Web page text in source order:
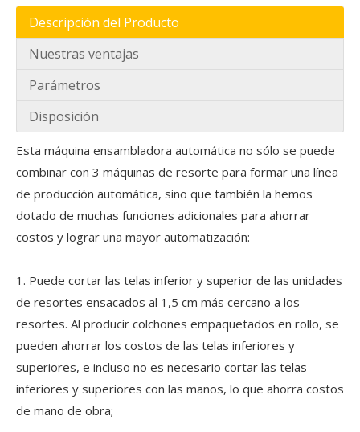
Optimice la producción de colchones con máquinas
Descripción del Producto
Nuestras ventajas
Parámetros
Disposición
Esta máquina ensambladora automática no sólo se puede
combinar con 3 máquinas de resorte para formar una línea
de producción automática, sino que también la hemos
dotado de muchas funciones adicionales para ahorrar
costos y lograr una mayor automatización:
1. Puede cortar las telas inferior y superior de las unidades
de resortes ensacados al 1,5 cm más cercano a los
resortes. Al producir colchones empaquetados en rollo, se
pueden ahorrar los costos de las telas inferiores y
superiores, e incluso no es necesario cortar las telas
inferiores y superiores con las manos, lo que ahorra costos
de mano de obra;